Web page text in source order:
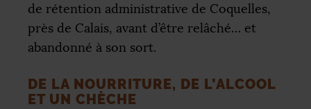
de rétention administrative de Coquelles,
près de Calais, avant d’être relâché… et
abandonné à son sort.
DE LA NOURRITURE, DE L’ALCOOL
ET UN CHÈCHE